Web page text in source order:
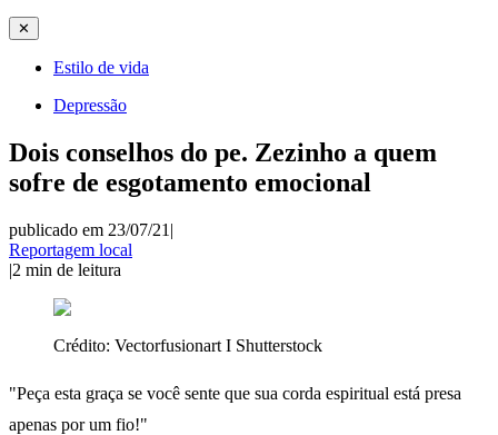
✕
Estilo de vida
Depressão
Dois conselhos do pe. Zezinho a quem
sofre de esgotamento emocional
publicado em 23/07/21 |
Reportagem local
|2 min de leitura
Crédito: Vectorfusionart I Shutterstock
"Peça esta graça se você sente que sua corda espiritual está presa
apenas por um fio!"